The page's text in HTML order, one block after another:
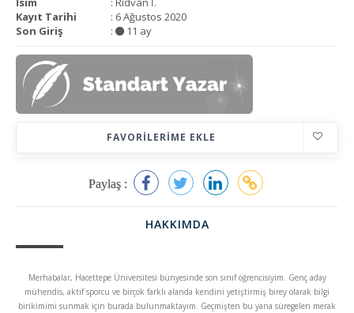
KURUMSAL
Kayıt Tarihi
: 6 Ağustos 2020
Son Giriş
: 11 ay
FAVORILERIME EKLE
Paylaş :
HAKKIMDA
Merhabalar, Hacettepe Üniversitesi bünyesinde son sınıf öğrencisiyim. Genç aday
mühendis, aktif sporcu ve birçok farklı alanda kendini yetiştirmiş birey olarak bilgi
birikimimi sunmak için burada bulunmaktayım. Geçmişten bu yana süregelen merak